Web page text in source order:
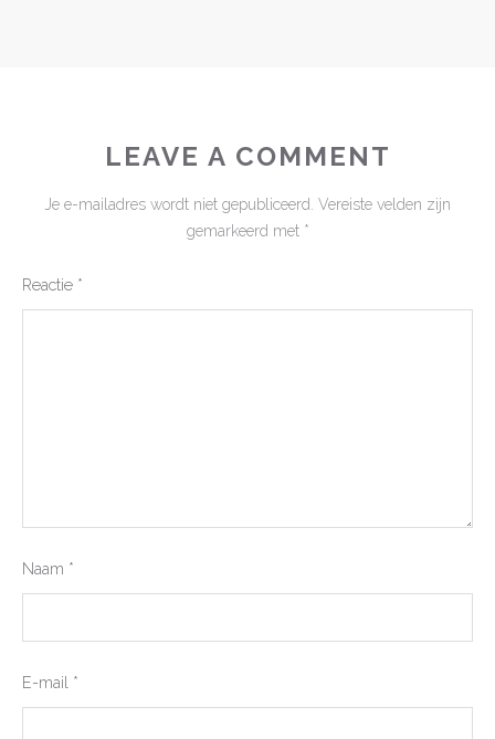
LEAVE A COMMENT
Je e-mailadres wordt niet gepubliceerd. Vereiste velden zijn
gemarkeerd met *
Reactie *
Naam *
E-mail *